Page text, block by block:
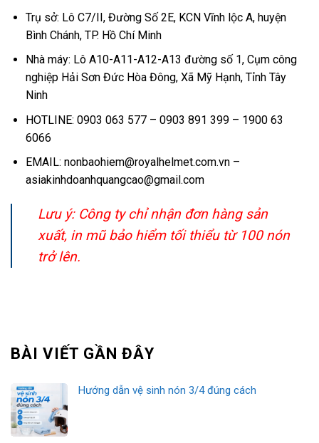
Trụ sở: Lô C7/II, Đường Số 2E, KCN Vĩnh lộc A, huyện
Bình Chánh, TP. Hồ Chí Minh
Nhà máy: Lô A10-A11-A12-A13 đường số 1, Cụm công
nghiệp Hải Sơn Đức Hòa Đông, Xã Mỹ Hạnh, Tỉnh Tây
Ninh
HOTLINE: 0903 063 577 – 0903 891 399 – 1900 63
6066
EMAIL: nonbaohiem@royalhelmet.com.vn –
asiakinhdoanhquangcao@gmail.com
Lưu ý: Công ty chỉ nhận đơn hàng sản
xuất, in mũ bảo hiểm tối thiểu từ 100 nón
trở lên.
BÀI VIẾT GẦN ĐÂY
Hướng dẫn vệ sinh nón 3/4 đúng cách